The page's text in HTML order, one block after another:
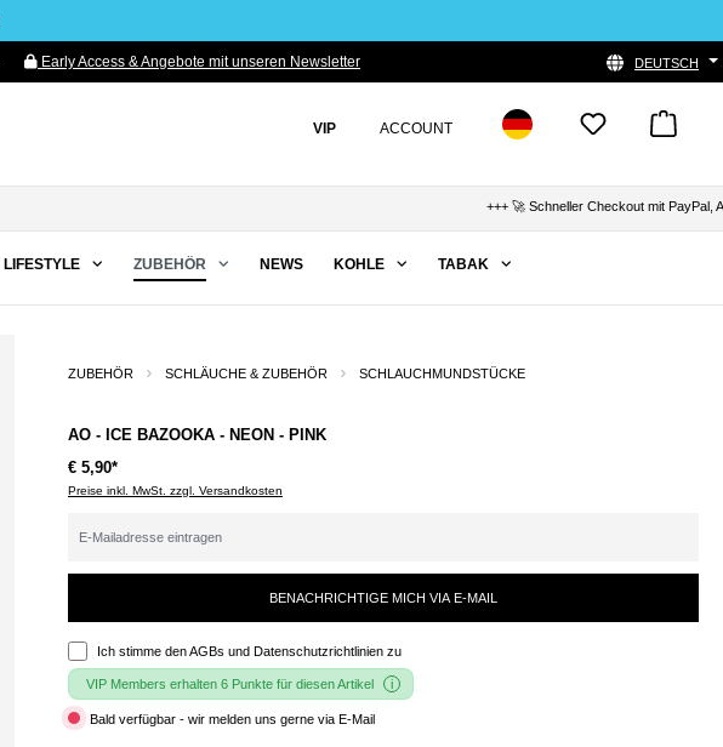
Early Access & Angebote mit unseren Newsletter DEUTSCH
VIP ACCOUNT
+++ 🚀 Schneller Checkout mit PayPal,
LIFESTYLE ZUBEHÖR NEWS KOHLE TABAK
ZUBEHÖR SCHLÄUCHE & ZUBEHÖR SCHLAUCHMUNDSTÜCKE
AO - ICE BAZOOKA - NEON - PINK
€ 5,90*
Preise inkl. MwSt. zzgl. Versandkosten
BENACHRICHTIGE MICH VIA E-MAIL
Ich stimme denAGBs und Datenschutzrichtlinien zu
VIP Members erhalten 6 Punkte für diesen Artikel
Bald verfügbar - wir melden uns gerne via E-Mail